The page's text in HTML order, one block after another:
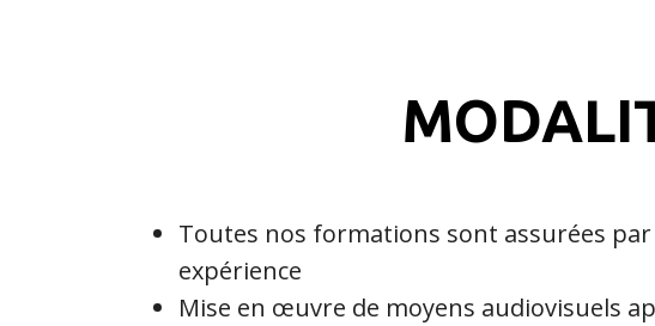
Toutes nos formations sont assurées
expérience
Mise en œuvre de moyens audiovisuels